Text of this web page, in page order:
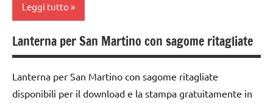
varie
TUTORIAL
TUTTI GLI
ARGOMENTI
PER ETA'
DELL'ANNO
DIDATTICA
WALDORF
papercutting
3a
classe
4a
classe
Leggi tutto
ARTE
IMMAGINE
arte
Waldorf
Lanterna per San Martino con sagome ritagliate
Lanterna per San Martino con sagome ritagliate
disponibili per il download e la stampa gratuitamente in